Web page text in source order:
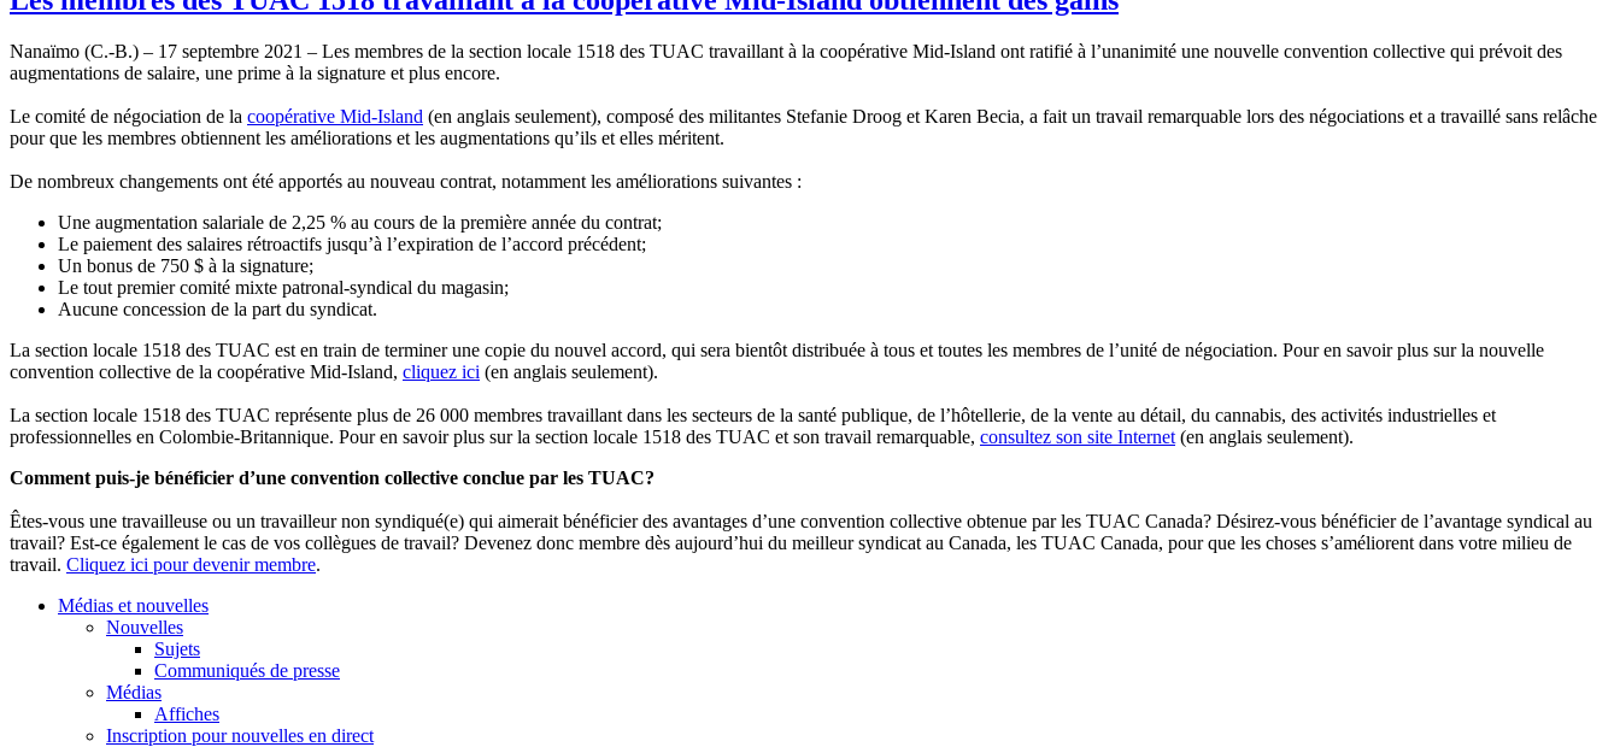
Nanaïmo (C.-B.) – 17 septembre 2021 – Les membres de la section locale 1518 des TUAC travaillant à la coopérative Mid-Island ont ratifié à l’unanimité une nouvelle convention collective qui prévoit des
augmentations de salaire, une prime à la signature et plus encore.
Le comité de négociation de la coopérative Mid-Island (en anglais seulement), composé des militantes Stefanie Droog et Karen Becia, a fait un travail remarquable lors des négociations et a travaillé sans relâche
pour que les membres obtiennent les améliorations et les augmentations qu’ils et elles méritent.
De nombreux changements ont été apportés au nouveau contrat, notamment les améliorations suivantes :
Une augmentation salariale de 2,25 % au cours de la première année du contrat;
Le paiement des salaires rétroactifs jusqu’à l’expiration de l’accord précédent;
Un bonus de 750 $ à la signature;
Le tout premier comité mixte patronal-syndical du magasin;
Aucune concession de la part du syndicat.
La section locale 1518 des TUAC est en train de terminer une copie du nouvel accord, qui sera bientôt distribuée à tous et toutes les membres de l’unité de négociation. Pour en savoir plus sur la nouvelle
convention collective de la coopérative Mid-Island, cliquez ici (en anglais seulement).
La section locale 1518 des TUAC représente plus de 26 000 membres travaillant dans les secteurs de la santé publique, de l’hôtellerie, de la vente au détail, du cannabis, des activités industrielles et
professionnelles en Colombie-Britannique. Pour en savoir plus sur la section locale 1518 des TUAC et son travail remarquable, consultez son site Internet (en anglais seulement).
Comment puis-je bénéficier d’une convention collective conclue par les TUAC?
Êtes-vous une travailleuse ou un travailleur non syndiqué(e) qui aimerait bénéficier des avantages d’une convention collective obtenue par les TUAC Canada? Désirez-vous bénéficier de l’avantage syndical au
travail? Est-ce également le cas de vos collègues de travail? Devenez donc membre dès aujourd’hui du meilleur syndicat au Canada, les TUAC Canada, pour que les choses s’améliorent dans votre milieu de
travail. Cliquez ici pour devenir membre.
Médias et nouvelles
Nouvelles
Sujets
Communiqués de presse
Médias
Affiches
Inscription pour nouvelles en direct